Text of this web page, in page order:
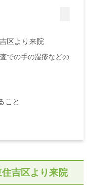
区より来院
での手の湿疹などの
こと
吉区より来院